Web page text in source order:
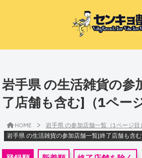
岩手県 の生活雑貨の参
了店舗も含む]（1ペー
HOME > 岩手県 の参加店舗一覧（1ページ目）
岩手県 の生活雑貨の参加店舗一覧[終了店舗も含む